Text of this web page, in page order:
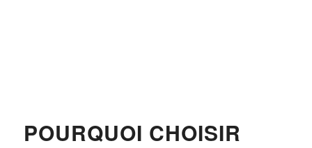
POURQUOI CHOISIR